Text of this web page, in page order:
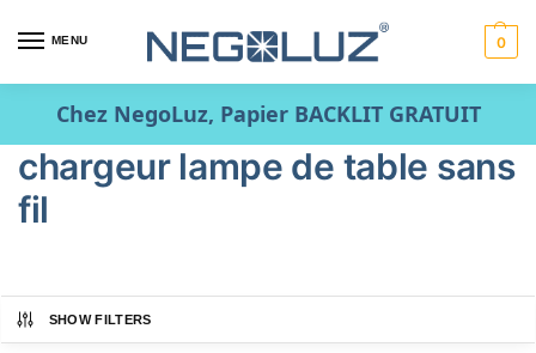
MENU 0
Chez NegoLuz, Papier BACKLIT GRATUIT
chargeur lampe de table sans
fil
SHOW FILTERS